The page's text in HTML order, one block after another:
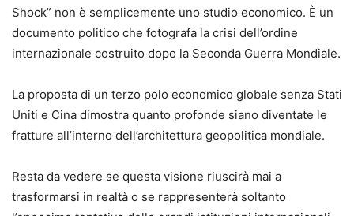
Shock” non è semplicemente uno studio economico. È un
documento politico che fotografa la crisi dell’ordine
internazionale costruito dopo la Seconda Guerra Mondiale.
La proposta di un terzo polo economico globale senza Stati
Uniti e Cina dimostra quanto profonde siano diventate le
fratture all’interno dell’architettura geopolitica mondiale.
Resta da vedere se questa visione riuscirà mai a
trasformarsi in realtà o se rappresenterà soltanto